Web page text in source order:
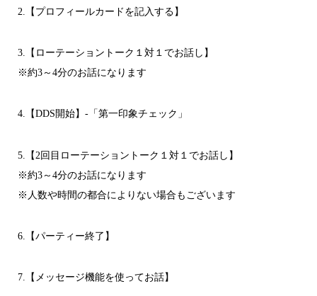
2.【プロフィールカードを記入する】
3.【ローテーショントーク１対１でお話し】
※約3～4分のお話になります
4.【DDS開始】-「第一印象チェック」
5.【2回目ローテーショントーク１対１でお話し】
※約3～4分のお話になります
※人数や時間の都合によりない場合もございます
6.【パーティー終了】
7.【メッセージ機能を使ってお話】